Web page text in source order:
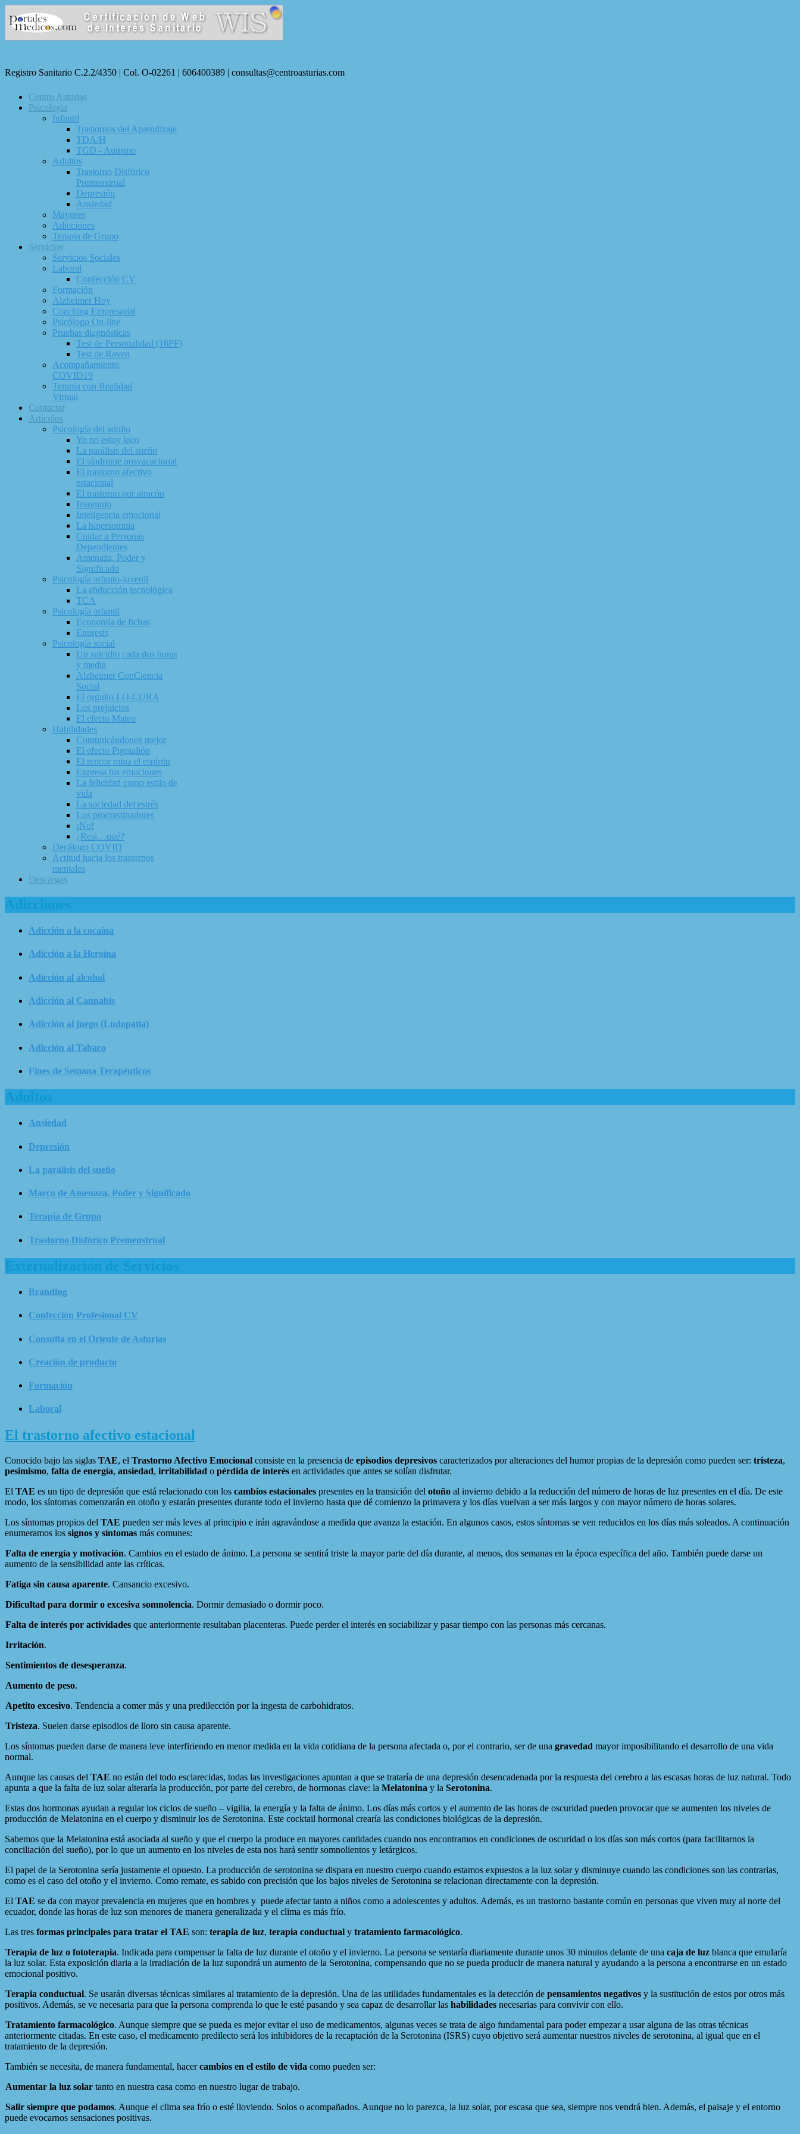
Registro Sanitario C.2.2/4350 | Col. O-02261 | 606400389 | consultas@centroasturias.com
Centro Asturias
Psicología
Infantil
Trastornos del Aprendizaje
TDA/H
TGD - Autismo
Adultos
Trastorno Disfórico
Premenstrual
Depresión
Ansiedad
Mayores
Adicciones
Terapia de Grupo
Servicios
Servicios Sociales
Laboral
Confección CV
Formación
Alzheimer Hoy
Coaching Empresarial
Psicólogo On-line
Pruebas diagnósticas
Test de Personalidad (16PF)
Test de Raven
Acompañamiento
COVID19
Terapia con Realidad
Virtual
Contactar
Artículos
Psicología del adulto
Yo no estoy loco
La parálisis del sueño
El síndrome posvacacional
El trastorno afectivo
estacional
El trastorno por atracón
Insomnio
Inteligencia emocional
La hipersomnia
Cuidar a Personas
Dependientes
Amenaza, Poder y
Significado
Psicología infanto-juvenil
La abducción tecnológica
TCA
Psicología infantil
Economía de fichas
Enuresis
Psicología social
Un suicidio cada dos horas
y media
Alzheimer ConCiencia
Social
El orgullo LO-CURA
Los prejuicios
El efecto Mateo
Habilidades
Comunicándonos mejor
El efecto Pigmalión
El rencor mina el espíritu
Expresa tus emociones
La felicidad como estilo de
vida
La sociedad del estrés
Los procrastinadores
¡No!
¿Resi…qué?
Decálogo COVID
Actitud hacia los trastornos
mentales
Descargas
Adicciones
Adicción a la cocaína
Adicción a la Heroína
Adicción al alcohol
Adicción al Cannabis
Adicción al juego (Ludopatía)
Adicción al Tabaco
Fines de Semana Terapéuticos
Adultos
Ansiedad
Depresión
La parálisis del sueño
Marco de Amenaza, Poder y Significado
Terapia de Grupo
Trastorno Disfórico Premenstrual
Externalización de Servicios
Branding
Confección Profesional CV
Consulta en el Oriente de Asturias
Creación de producto
Formación
Laboral
El trastorno afectivo estacional
Conocido bajo las siglas TAE, el Trastorno Afectivo Emocional consiste en la presencia de episodios depresivos caracterizados por alteraciones del humor propias de la depresión como pueden ser: tristeza,
pesimismo, falta de energía, ansiedad, irritabilidad o pérdida de interés en actividades que antes se solían disfrutar.
El TAE es un tipo de depresión que está relacionado con los cambios estacionales presentes en la transición del otoño al invierno debido a la reducción del número de horas de luz presentes en el día. De este
modo, los síntomas comenzarán en otoño y estarán presentes durante todo el invierno hasta que dé comienzo la primavera y los días vuelvan a ser más largos y con mayor número de horas solares.
Los síntomas propios del TAE pueden ser más leves al principio e irán agravándose a medida que avanza la estación. En algunos casos, estos síntomas se ven reducidos en los días más soleados. A continuación
enumeramos los signos y síntomas más comunes:
Falta de energía y motivación. Cambios en el estado de ánimo. La persona se sentirá triste la mayor parte del día durante, al menos, dos semanas en la época específica del año. También puede darse un
aumento de la sensibilidad ante las críticas.
Fatiga sin causa aparente. Cansancio excesivo.
Dificultad para dormir o excesiva somnolencia. Dormir demasiado o dormir poco.
Falta de interés por actividades que anteriormente resultaban placenteras. Puede perder el interés en sociabilizar y pasar tiempo con las personas más cercanas.
Irritación.
Sentimientos de desesperanza.
Aumento de peso.
Apetito excesivo. Tendencia a comer más y una predilección por la ingesta de carbohidratos.
Tristeza. Suelen darse episodios de lloro sin causa aparente.
Los síntomas pueden darse de manera leve interfiriendo en menor medida en la vida cotidiana de la persona afectada o, por el contrario, ser de una gravedad mayor imposibilitando el desarrollo de una vida
normal.
Aunque las causas del TAE no están del todo esclarecidas, todas las investigaciones apuntan a que se trataría de una depresión desencadenada por la respuesta del cerebro a las escasas horas de luz natural. Todo
apunta a que la falta de luz solar alteraría la producción, por parte del cerebro, de hormonas clave: la Melatonina y la Serotonina.
Estas dos hormonas ayudan a regular los ciclos de sueño – vigilia, la energía y la falta de ánimo. Los días más cortos y el aumento de las horas de oscuridad pueden provocar que se aumenten los niveles de
producción de Melatonina en el cuerpo y disminuir los de Serotonina. Este cocktail hormonal crearía las condiciones biológicas de la depresión.
Sabemos que la Melatonina está asociada al sueño y que el cuerpo la produce en mayores cantidades cuando nos encontramos en condiciones de oscuridad o los días son más cortos (para facilitarnos la
conciliación del sueño), por lo que un aumento en los niveles de esta nos hará sentir somnolientos y letárgicos.
El papel de la Serotonina sería justamente el opuesto. La producción de serotonina se dispara en nuestro cuerpo cuando estamos expuestos a la luz solar y disminuye cuando las condiciones son las contrarias,
como es el caso del otoño y el invierno. Como remate, es sabido con precisión que los bajos niveles de Serotonina se relacionan directamente con la depresión.
El TAE se da con mayor prevalencia en mujeres que en hombres y puede afectar tanto a niños como a adolescentes y adultos. Además, es un trastorno bastante común en personas que viven muy al norte del
ecuador, donde las horas de luz son menores de manera generalizada y el clima es más frío.
Las tres formas principales para tratar el TAE son: terapia de luz, terapia conductual y tratamiento farmacológico.
Terapia de luz o fototerapia. Indicada para compensar la falta de luz durante el otoño y el invierno. La persona se sentaría diariamente durante unos 30 minutos delante de una caja de luz blanca que emularía
la luz solar. Esta exposición diaria a la irradiación de la luz supondrá un aumento de la Serotonina, compensando que no se pueda producir de manera natural y ayudando a la persona a encontrarse en un estado
emocional positivo.
Terapia conductual. Se usarán diversas técnicas similares al tratamiento de la depresión. Una de las utilidades fundamentales es la detección de pensamientos negativos y la sustitución de estos por otros más
positivos. Además, se ve necesaria para que la persona comprenda lo que le esté pasando y sea capaz de desarrollar las habilidades necesarias para convivir con ello.
Tratamiento farmacológico. Aunque siempre que se pueda es mejor evitar el uso de medicamentos, algunas veces se trata de algo fundamental para poder empezar a usar alguna de las otras técnicas
anteriormente citadas. En este caso, el medicamento predilecto será los inhibidores de la recaptación de la Serotonina (ISRS) cuyo objetivo será aumentar nuestros niveles de serotonina, al igual que en el
tratamiento de la depresión.
También se necesita, de manera fundamental, hacercambios en el estilo de vida como pueden ser:
Aumentar la luz solar tanto en nuestra casa como en nuestro lugar de trabajo.
Salir siempre que podamos. Aunque el clima sea frío o esté lloviendo. Solos o acompañados. Aunque no lo parezca, la luz solar, por escasa que sea, siempre nos vendrá bien. Además, el paisaje y el entorno
puede evocarnos sensaciones positivas.